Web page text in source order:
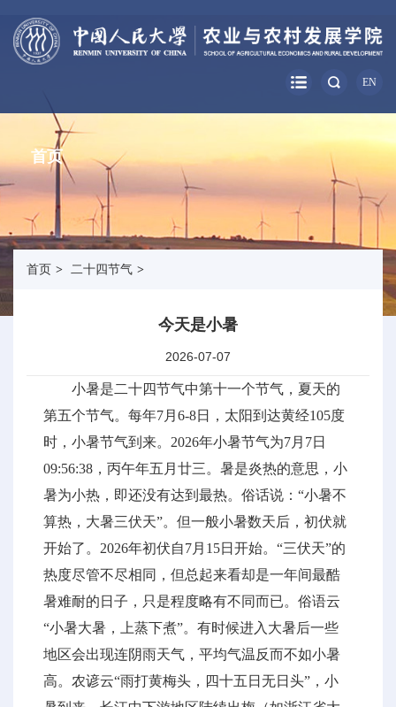
EN
首页
首页 > 二十四节气 >
今天是小暑
2026-07-07
小暑是二十四节气中第十一个节气，夏天的
第五个节气。每年7月6-8日，太阳到达黄经105度
时，小暑节气到来。2026年小暑节气为7月7日
09:56:38，丙午年五月廿三。暑是炎热的意思，小
暑为小热，即还没有达到最热。俗话说：“小暑不
算热，大暑三伏天”。但一般小暑数天后，初伏就
开始了。2026年初伏自7月15日开始。“三伏天”的
热度尽管不尽相同，但总起来看却是一年间最酷
暑难耐的日子，只是程度略有不同而已。俗语云
“小暑大暑，上蒸下煮”。有时候进入大暑后一些
地区会出现连阴雨天气，平均气温反而不如小暑
高。农谚云“雨打黄梅头，四十五日无日头”，小